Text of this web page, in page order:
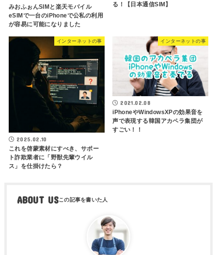
みおふぉんSIMと楽天モバイル
eSIMで一台のiPhoneで公私の利用
が容易に可能になりました
る！【日本通信SIM】
インターネットの事
2025.02.10
これを啓蒙素材にすべき、サポー
ト詐欺業者に「野獣先輩ウイル
ス」を仕掛けたら？
インターネットの事
2021.02.08
iPhoneやWindowsXPの効果音を
声で表現する韓国アカペラ集団が
すごい！！
ABOUT US